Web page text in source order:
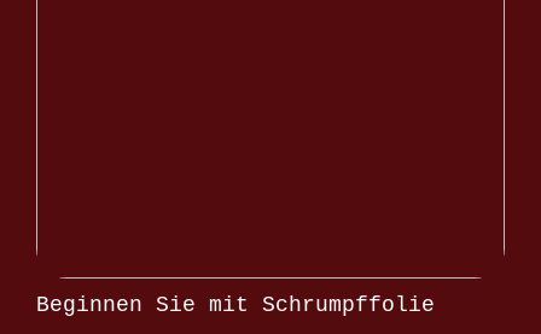
Beginnen Sie mit Schrumpffolie